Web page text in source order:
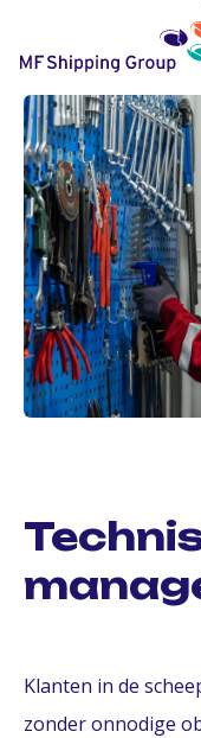
Klanten in de
zonder onnodige